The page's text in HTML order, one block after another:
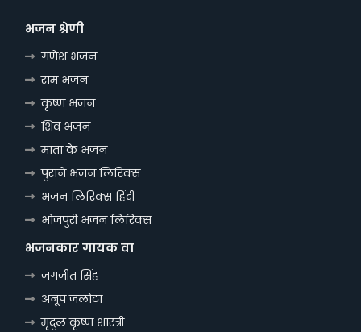
भजन श्रेणी
गणेश भजन
राम भजन
कृष्ण भजन
शिव भजन
माता के भजन
पुराने भजन लिरिक्स
भजन लिरिक्स हिंदी
भोजपुरी भजन लिरिक्स
भजनकार गायक वा
जगजीत सिंह
अनूप जलोटा
मृदुल कृष्ण शास्त्री